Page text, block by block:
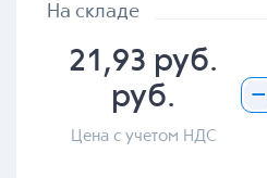
На складе
21,93 руб.
руб.
Цена с учетом НДС